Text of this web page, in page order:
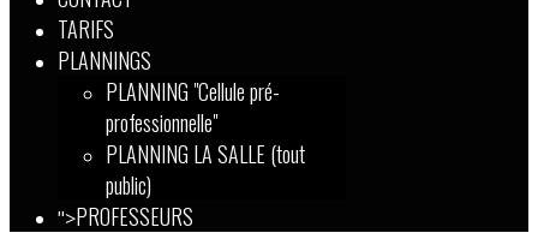
TARIFS
PLANNINGS
PLANNING "Cellule pré-
professionnelle"
PLANNING LA SALLE (tout
public)
">PROFESSEURS